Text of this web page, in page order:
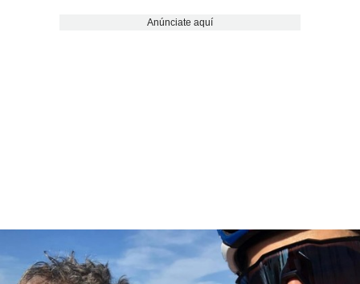
Anúnciate aquí